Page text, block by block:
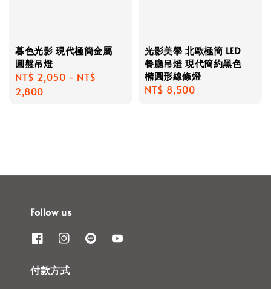
暮色光影 現代極簡金屬
圓盤吊燈
Regular
price
NT$ 2,050 - NT$
2,800
光影美學 北歐極簡 LED
餐廳吊燈 現代簡約黑色
橢圓形線條燈
Regular
NT$ 8,500
Follow us
付款方式